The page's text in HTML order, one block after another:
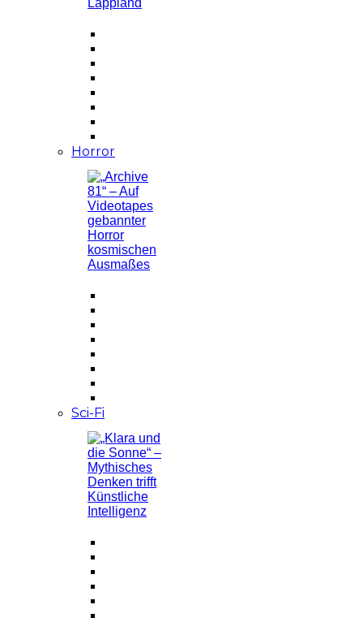
Horror
Sci-Fi